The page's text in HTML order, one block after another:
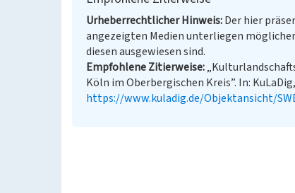
Urheberrechtlicher Hinweis Der hier
angezeigten Medien unterliegen
diesen ausgewiesen sind.
Empfohlene Zitierweise
Köln im Oberbergischen Kreis”. In:
https://www.kuladig.de/Objektansicht/